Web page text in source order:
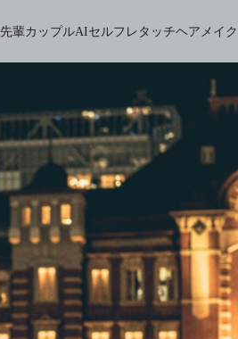
先輩カップルAIセルフレタッチヘアメイク